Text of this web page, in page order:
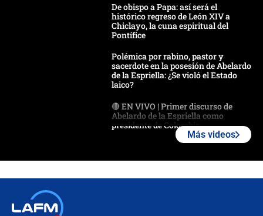
De obispo a Papa: así será el
histórico regreso de León XIV a
Chiclayo, la cuna espiritual del
Pontífice
Polémica por rabino, pastor y
sacerdote en la posesión de Abelardo
de la Espriella: ¿Se violó el Estado
laico?
🔴 EN VIVO | Primer discurso de
Abelardo de la Espriella como
presidente de Colombia
Más videos